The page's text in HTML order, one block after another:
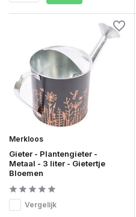
Merkloos
Gieter - Plantengieter -
Metaal - 3 liter - Gietertje
Bloemen
Vergelijk